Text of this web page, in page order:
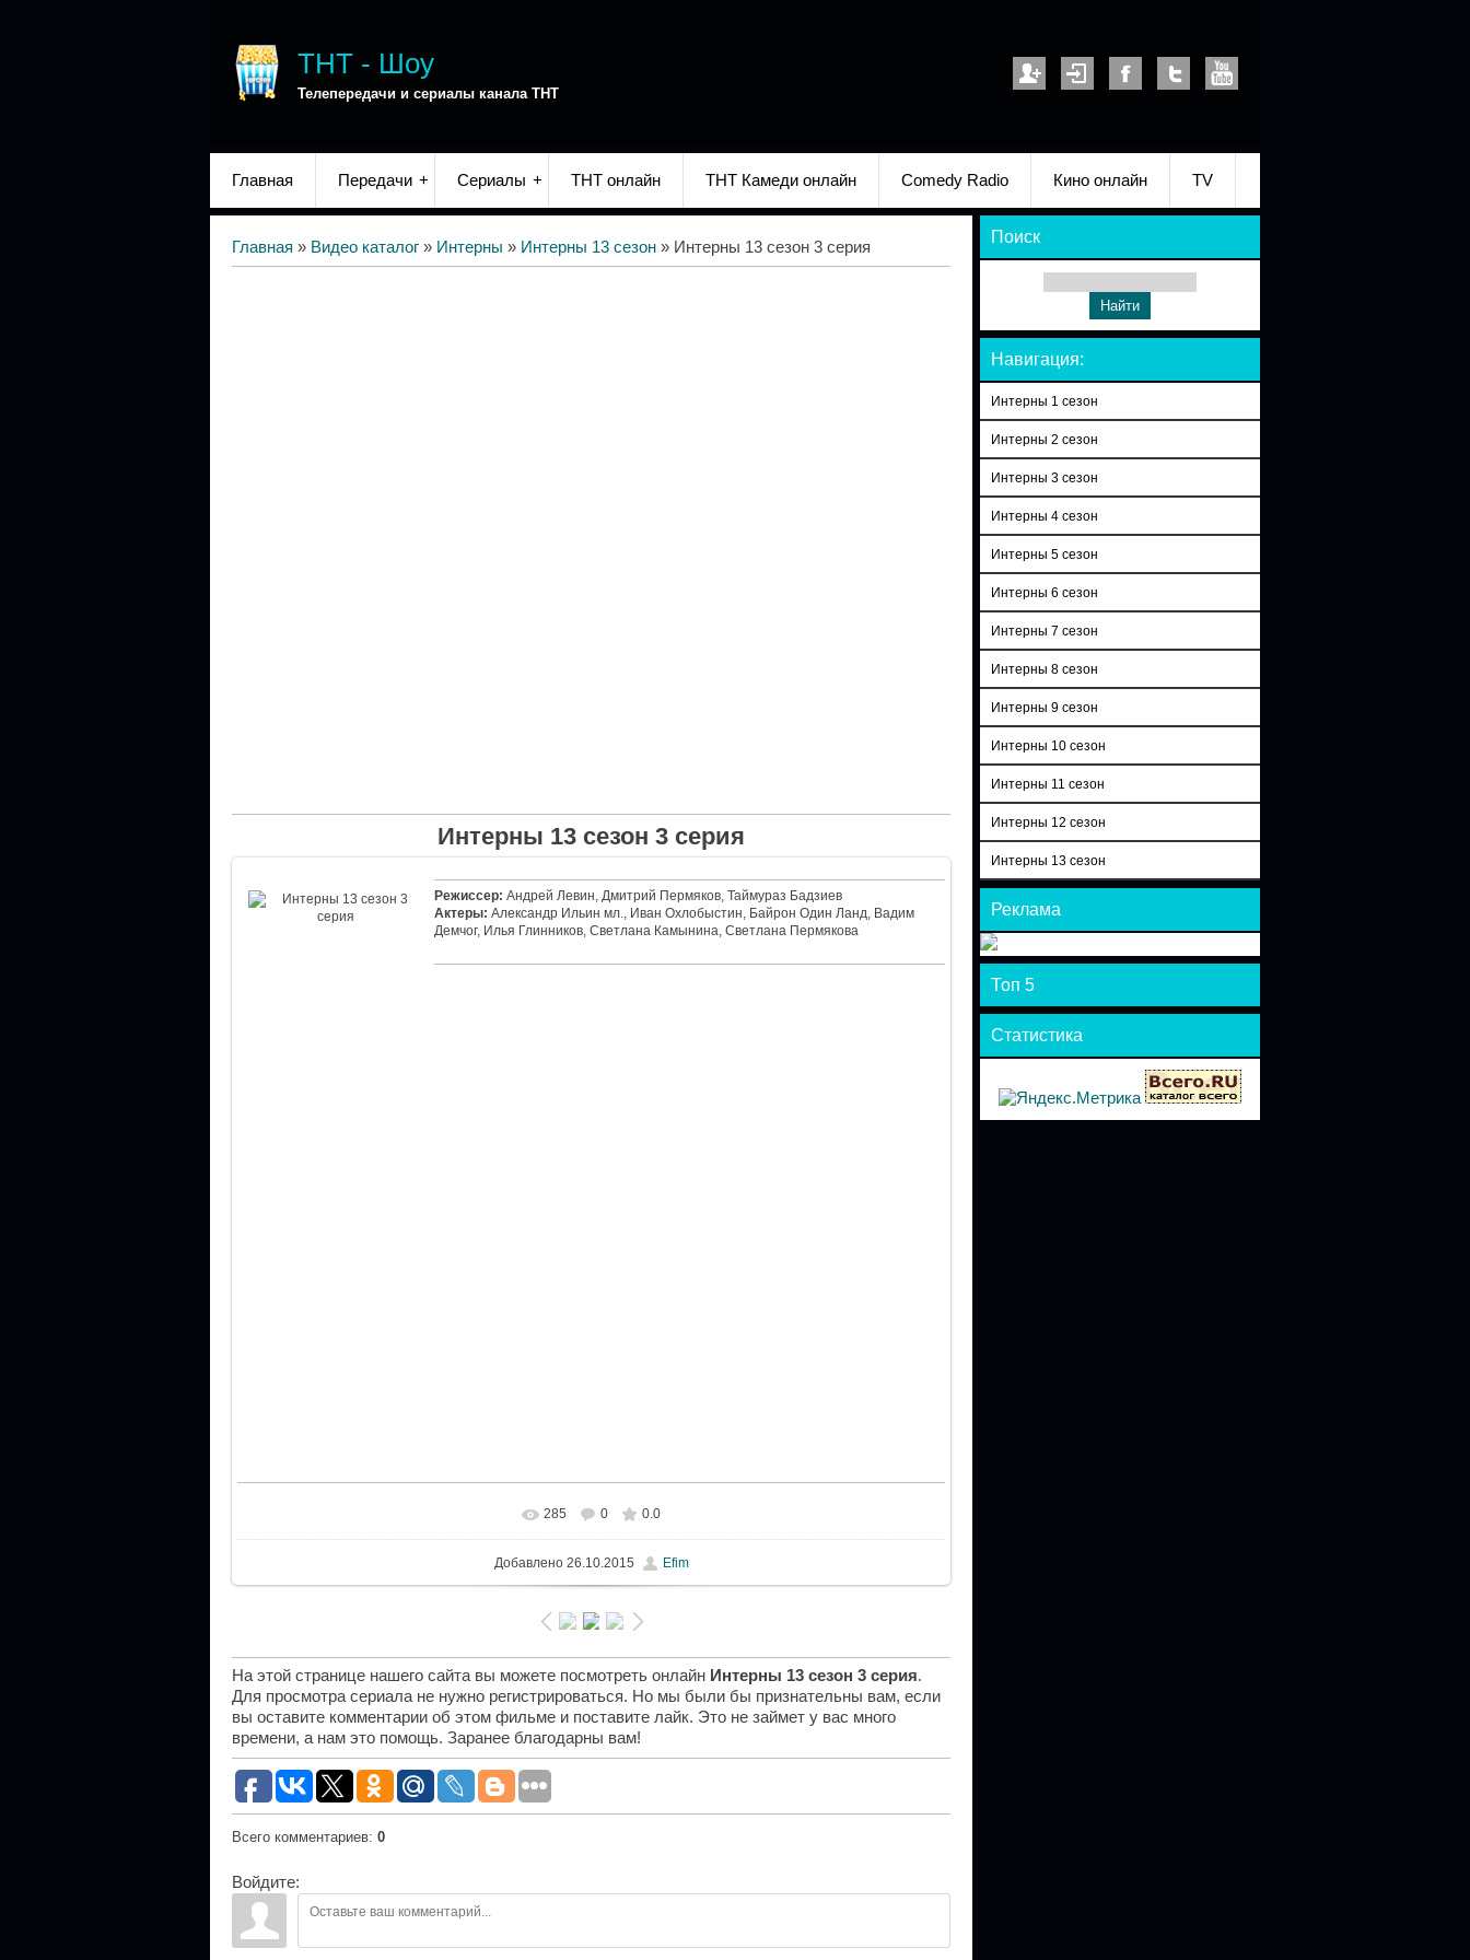
ТНТ - Шоу
Телепередачи и сериалы канала ТНТ
Главная Передачи Сериалы ТНТ онлайн ТНТ Камеди онлайн Comedy Radio Кино онлайн TV
Главная » Видео каталог » Интерны » Интерны 13 сезон » Интерны 13 сезон 3 серия
Интерны 13 сезон 3 серия
Режиссер: Андрей Левин, Дмитрий Пермяков, Таймураз Бадзиев
Актеры: Александр Ильин мл., Иван Охлобыстин, Байрон Один Ланд, Вадим
Демчог, Илья Глинников, Светлана Камынина, Светлана Пермякова
285 0 0.0
Добавлено26.10.2015 Efim
На этой странице нашего сайта вы можете посмотреть онлайн Интерны 13 сезон 3 серия.
Для просмотра сериала не нужно регистрироваться. Но мы были бы признательны вам, если
вы оставите комментарии об этом фильме и поставите лайк. Это не займет у вас много
времени, а нам это помощь. Заранее благодарны вам!
Всего комментариев: 0
Войдите:
Поиск
Навигация:
Интерны 1 сезон
Интерны 2 сезон
Интерны 3 сезон
Интерны 4 сезон
Интерны 5 сезон
Интерны 6 сезон
Интерны 7 сезон
Интерны 8 сезон
Интерны 9 сезон
Интерны 10 сезон
Интерны 11 сезон
Интерны 12 сезон
Интерны 13 сезон
Реклама
Топ 5
Статистика